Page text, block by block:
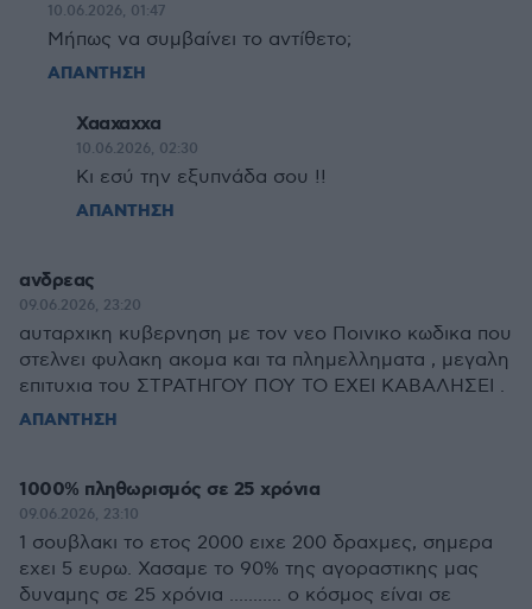
10.06.2026, 01:47
Μήπως να συμβαίνει το αντίθετο;
ΑΠΑΝΤΗΣΗ
Χααχαχχα
10.06.2026, 02:30
Κι εσύ την εξυπνάδα σου !!
ΑΠΑΝΤΗΣΗ
ανδρεας
09.06.2026, 23:20
αυταρχικη κυβερνηση με τον νεο Ποινικο κωδικα που
στελνει φυλακη ακομα και τα πλημελληματα , μεγαλη
επιτυχια του ΣΤΡΑΤΗΓΟΥ ΠΟΥ ΤΟ ΕΧΕΙ ΚΑΒΑΛΗΣΕΙ .
ΑΠΑΝΤΗΣΗ
1000% πληθωρισμός σε 25 χρόνια
09.06.2026, 23:10
1 σουβλακι το ετος 2000 ειχε 200 δραχμες, σημερα
εχει 5 ευρω. Χασαμε το 90% της αγοραστικης μας
δυναμης σε 25 χρόνια ........... ο κόσμος είναι σε